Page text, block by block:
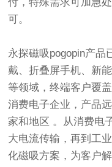
可。
永探磁吸pogopin产品
戴、折叠屏手机、新
等领域，终端客户覆
消费电子企业，产品
家和地区 。从消费电
大电流传输，再到工
化磁吸方案，为客户